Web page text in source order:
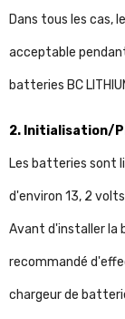
Dans tous les cas,
acceptable
batteries BC
2. Initialisation/
Les batteries sont
d'environ 13, 2
Avant d'installer la
recommandé
chargeur de